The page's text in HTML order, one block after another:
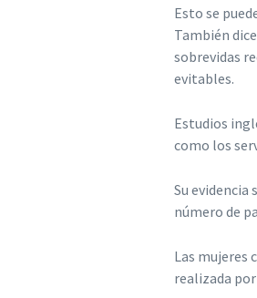
Esto se
También
sobrevidas
evitables.
Estudios
como los
Su
número de
Las mujeres
realizada